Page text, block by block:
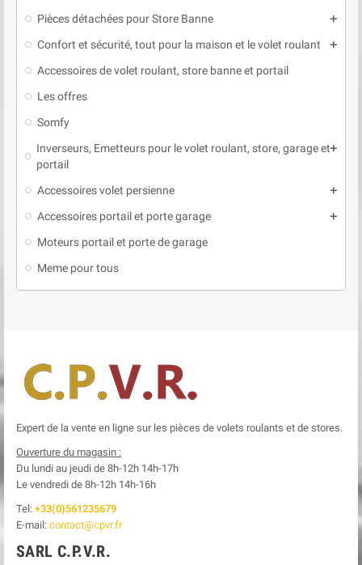
Pièces détachées pour Store Banne add
Confort et sécurité, tout pour la maison et le volet roulant add
Accessoires de volet roulant, store banne et portail
Les offres
Somfy
Inverseurs, Emetteurs pour le volet roulant, store, garage et
portail
add
Accessoires volet persienne add
Accessoires portail et porte garage add
Moteurs portail et porte de garage
Meme pour tous
Expert de la vente en ligne sur les pièces de volets roulants et de stores.
Ouverture du magasin :
Du lundi au jeudi de 8h-12h 14h-17h
Le vendredi de 8h-12h 14h-16h
Tel: +33(0)561235679
E-mail: contact@cpvr.fr
SARL C.P.V.R.